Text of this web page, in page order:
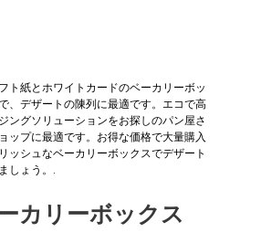
ト紙とホワイトカードのベーカリーボッ
、デザートの陳列に最適です。エコで高
ングソリューションをお探しのパン屋さ
ップに最適です。お得な価格で大量購入
ッシュなベーカリーボックスでデザート
しょう。.
カリーボックス